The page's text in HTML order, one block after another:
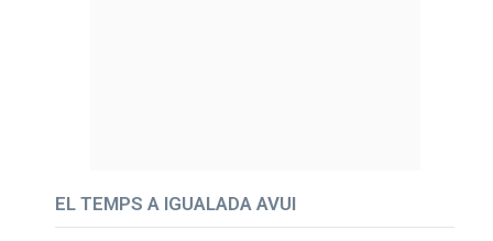
EL TEMPS A IGUALADA AVUI